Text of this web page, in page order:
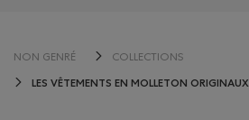
NON GENRÉ COLLECTIONS
LES VÊTEMENTS EN MOLLETON ORIGINAUX